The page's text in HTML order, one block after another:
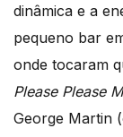
dinâmica e a
pequeno bar
onde tocaram
Please Please
George Martin